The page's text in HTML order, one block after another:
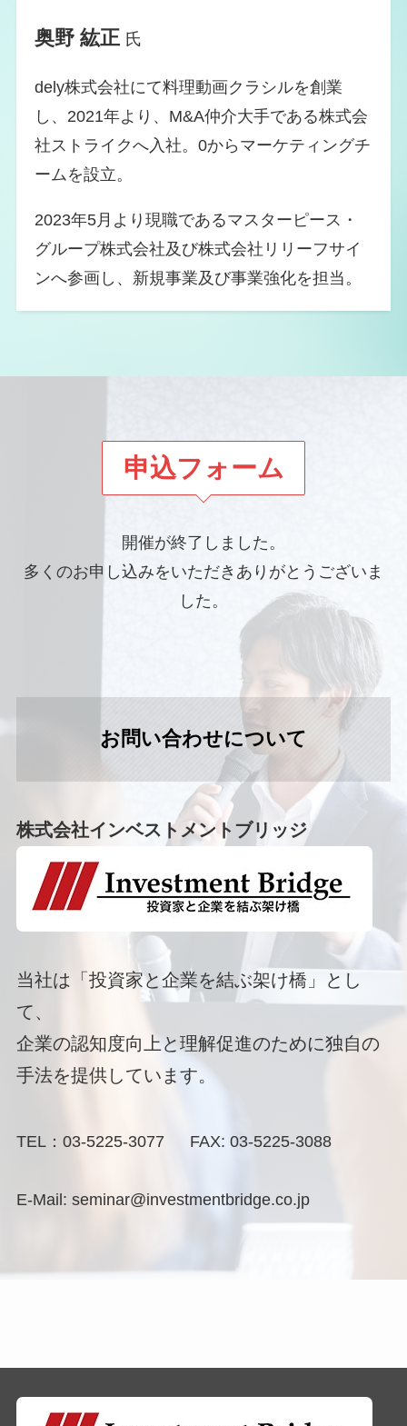
奥野 紘正 氏
dely株式会社にて料理動画クラシルを創業
し、2021年より、M&A仲介大手である株式会
社ストライクへ入社。0からマーケティングチ
ームを設立。
2023年5月より現職であるマスターピース・
グループ株式会社及び株式会社リリーフサイ
ンへ参画し、新規事業及び事業強化を担当。
申込フォーム
開催が終了しました。
多くのお申し込みをいただきありがとうございま
した。
お問い合わせについて
株式会社インベストメントブリッジ
当社は「投資家と企業を結ぶ架け橋」とし
て、
企業の認知度向上と理解促進のために独自の
手法を提供しています。
TEL：03-5225-3077 FAX: 03-5225-3088
E-Mail: seminar@investmentbridge.co.jp